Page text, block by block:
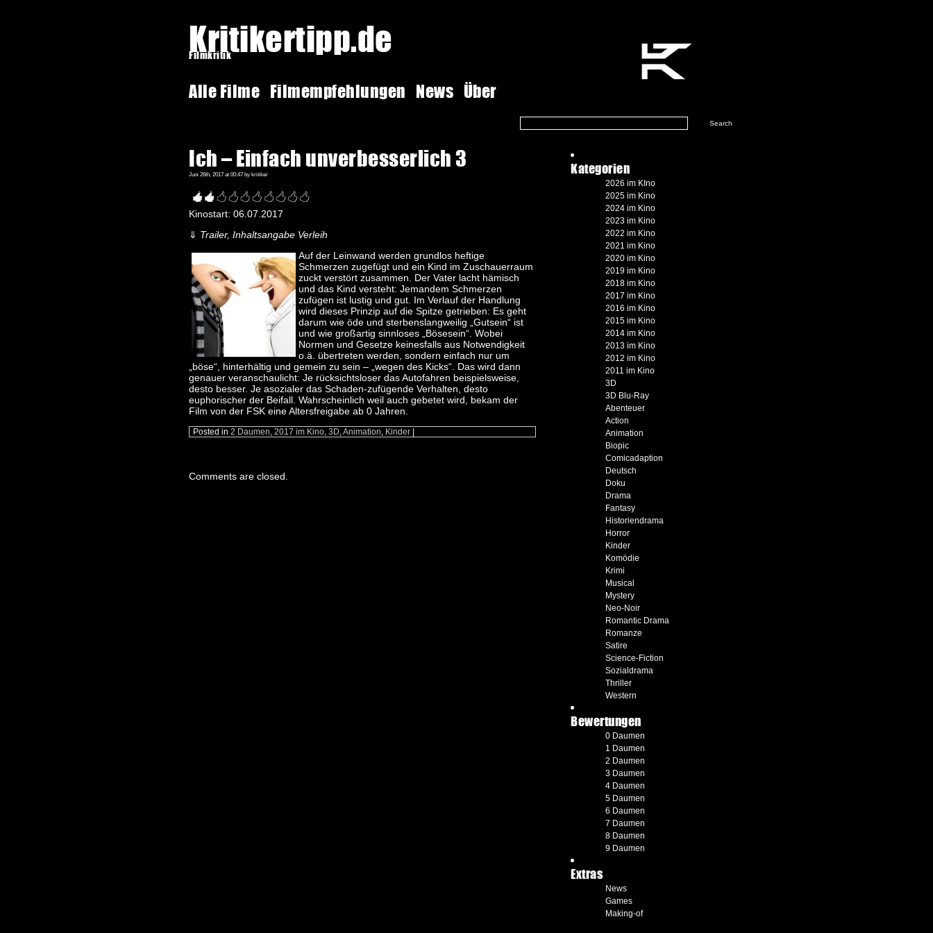
Kritikertipp.de
Filmkritik
Alle Filme Filmempfehlungen News Über
Ich – Einfach unverbesserlich 3
Juni 26th, 2017 at 00:47 by kritiker
Kinostart: 06.07.2017
⇓ Trailer, Inhaltsangabe Verleih
Auf der Leinwand werden grundlos heftige
Schmerzen zugefügt und ein Kind im Zuschauerraum
zuckt verstört zusammen. Der Vater lacht hämisch
und das Kind versteht: Jemandem Schmerzen
zufügen ist lustig und gut. Im Verlauf der Handlung
wird dieses Prinzip auf die Spitze getrieben: Es geht
darum wie öde und sterbenslangweilig „Gutsein“ ist
und wie großartig sinnloses „Bösesein“. Wobei
Normen und Gesetze keinesfalls aus Notwendigkeit
o.ä. übertreten werden, sondern einfach nur um
„böse“, hinterhältig und gemein zu sein – „wegen des Kicks“. Das wird dann
genauer veranschaulicht: Je rücksichtsloser das Autofahren beispielsweise,
desto besser. Je asozialer das Schaden-zufügende Verhalten, desto
euphorischer der Beifall. Wahrscheinlich weil auch gebetet wird, bekam der
Film von der FSK eine Altersfreigabe ab 0 Jahren.
Posted in 2 Daumen, 2017 im Kino, 3D,Animation, Kinder
Comments are closed.
Kategorien
2026 im KIno
2025 im Kino
2024 im Kino
2023 im Kino
2022 im Kino
2021 im Kino
2020 im Kino
2019 im Kino
2018 im Kino
2017 im Kino
2016 im Kino
2015 im Kino
2014 im Kino
2013 im Kino
2012 im Kino
2011 im Kino
3D
3D Blu-Ray
Abenteuer
Action
Animation
Biopic
Comicadaption
Deutsch
Doku
Drama
Fantasy
Historiendrama
Horror
Kinder
Komödie
Krimi
Musical
Mystery
Neo-Noir
Romantic Drama
Romanze
Satire
Science-Fiction
Sozialdrama
Thriller
Western
Bewertungen
0 Daumen
1 Daumen
2 Daumen
3 Daumen
4 Daumen
5 Daumen
6 Daumen
7 Daumen
8 Daumen
9 Daumen
Extras
News
Games
Making-of